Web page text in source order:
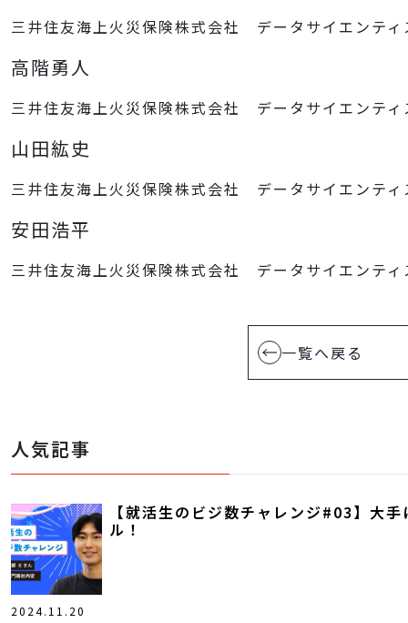
三井住友海上火災保険株式会社 データサイエンティ
高階勇人
三井住友海上火災保険株式会社 データサイエンティ
山田紘史
三井住友海上火災保険株式会社 データサイエンティ
安田浩平
三井住友海上火災保険株式会社 データサイエンティ
人気記事
2024.11.20
【就活生のビジ数チャレンジ#03】大
ル！
一覧へ戻る